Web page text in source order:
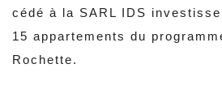
cédé à la SARL IDS
15 appartements du
Rochette.